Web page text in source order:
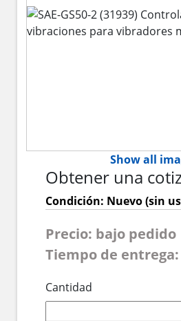
Show all
Obtener una
Condición: Nuevo (sin
Precio: bajo pedido
Tiempo de
Cantidad